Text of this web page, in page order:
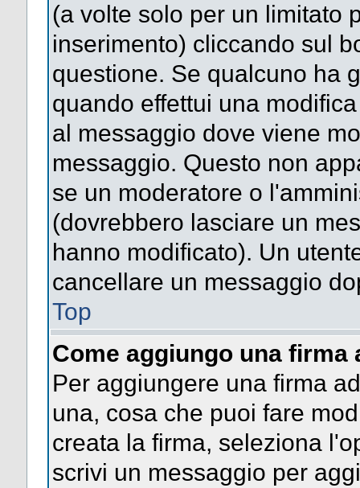
(a volte solo per un limitato
inserimento) cliccando sul
questione. Se qualcuno ha
quando effettui una
al messaggio dove viene
messaggio. Questo non
se un moderatore o
(dovrebbero lasciare un
hanno modificato). Un
cancellare un messaggio
Top
Come aggiungo una firma
Per aggiungere una firma
una, cosa che puoi fare
creata la firma, seleziona
scrivi un messaggio per